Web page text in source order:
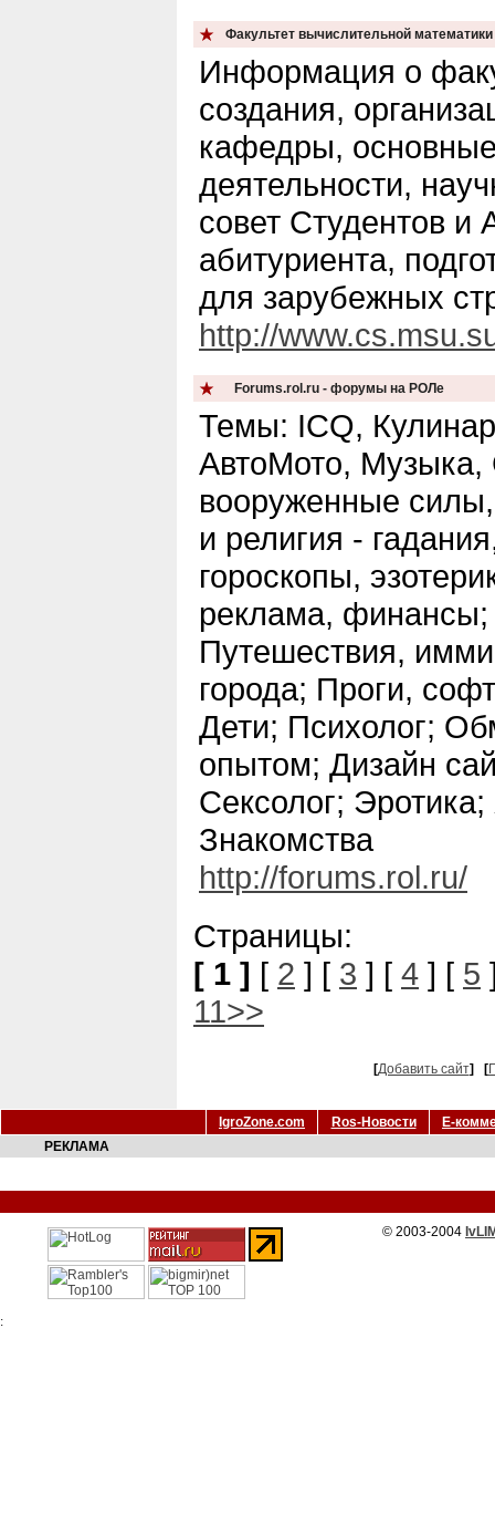
Факультет вычислительной
Информация о
создания,
кафедры,
деятельности,
совет Студентов и
абитуриента,
для зарубежных
http://
Forums.rol.ru - форумы на РОЛе
Темы: ICQ,
АвтоМото,
вооруженные
и религия -
гороскопы,
реклама,
Путешествия,
города; Проги,
Дети; Психолог;
опытом; Дизайн
Сексолог;
Знакомства
http://forums.rol.ru/
Страницы:
[ 1 ] [ 2 ] [ 3 ] [ 4 ] [ 5
11>>
[Добавить сайт] [
IgroZone.com Ros-Новости
Е-
РЕКЛАМА
© 2003-2004
: